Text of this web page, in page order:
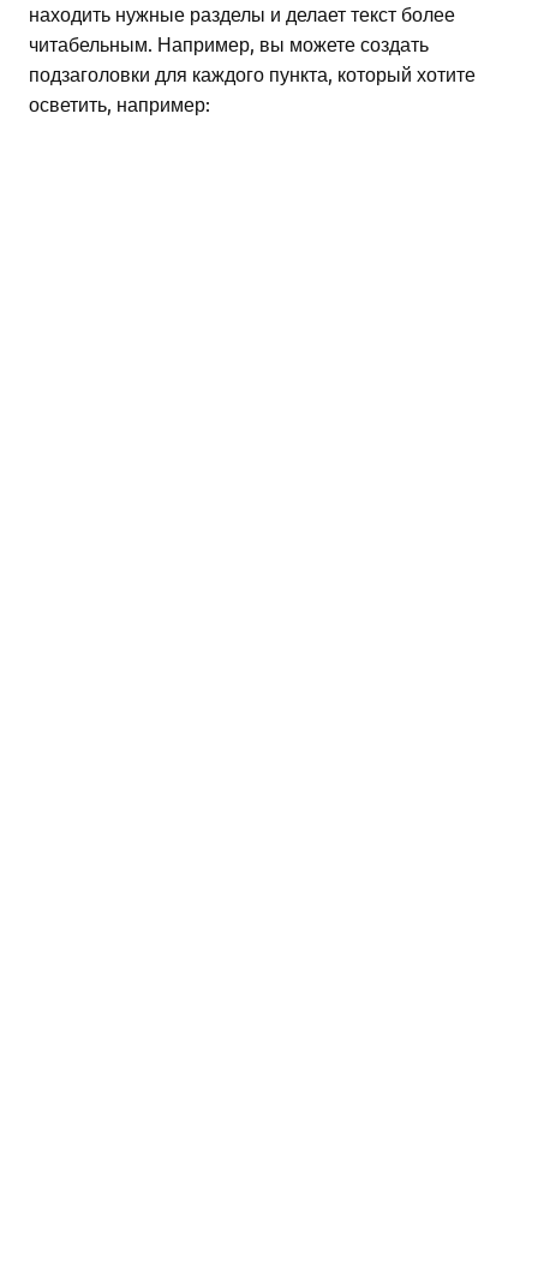
находить нужные разделы и делает текст более
читабельным. Например, вы можете создать
подзаголовки для каждого пункта, который хотите
осветить, например: